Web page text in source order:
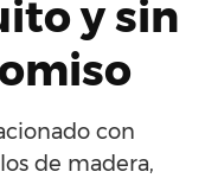
y sin
con
de madera,